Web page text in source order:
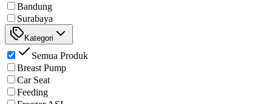
Bandung
Surabaya
Kategori
Semua Produk
Breast Pump
Car Seat
Feeding